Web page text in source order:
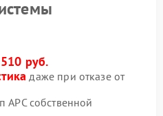
руб.
даже при отказе от
APC собственной